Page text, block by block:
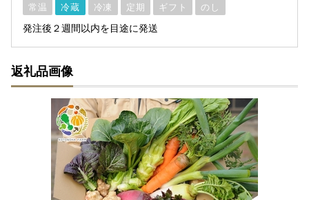
常温 冷蔵 冷凍 定期 ギフト のし
発注後２週間以内を目途に発送
返礼品画像